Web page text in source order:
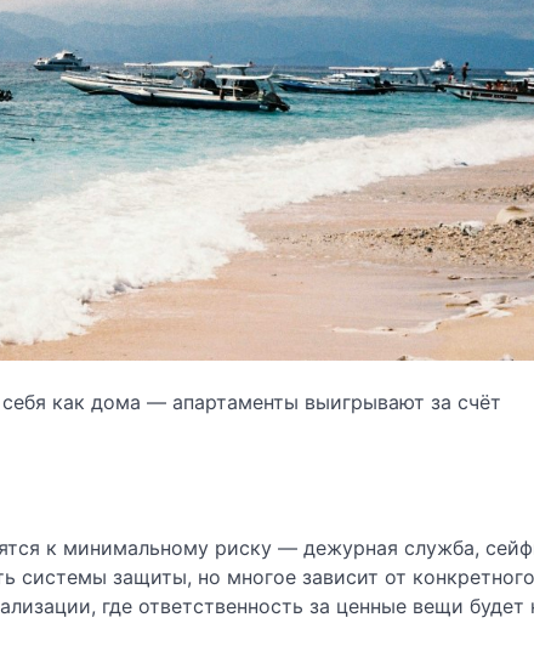
как дома — апартаменты выигрывают за счёт
к минимальному риску — дежурная служба,
системы защиты, но многое зависит от конкретного
где ответственность за ценные вещи будет